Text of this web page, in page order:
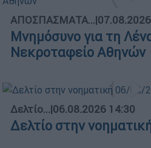
ΑΠΟΣΠΑΣΜΑΤΑ...|
Μνημόσυνο για τη
Νεκροταφείο Αθηνών
Δελτίο...|06.08.2026 14:30
Δελτίο στην